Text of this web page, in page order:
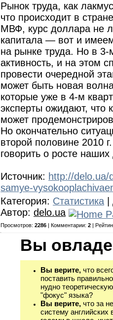
Рынок труда, как
что происходит в
МВФ, курс доллара не
капитала — вот и
на рынке труда. Но в 3-
активность, и на этом
провести очередной
может быть новая
которые уже в 4-м
эксперты ожидают, что
может
Но окончательно
второй половине 2010
говорить о росте
Источник: http://delo.ua/
samye-
Категория: Статистика
Автор: delo.ua
Просмотров: 2286 | Комментарии: 2 |
Вы
Вы верите, что
поставить
нудно
"фокус" языка?
Вы верите, что за
систему